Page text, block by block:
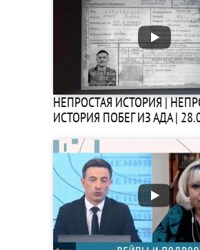
НЕПРОСТАЯ ИСТОРИЯ |
ИСТОРИЯ ПОБЕГ ИЗ АДА |